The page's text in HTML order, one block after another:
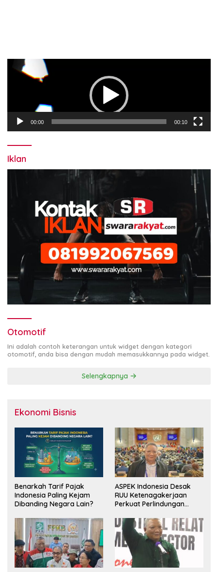
Pemutar
Video
00:00 00:10
Iklan
Otomotif
Ini adalah contoh keterangan untuk widget dengan kategori
otomotif, anda bisa dengan mudah memasukkannya pada widget.
Selengkapnya
Ekonomi Bisnis
Benarkah Tarif Pajak
Indonesia Paling Kejam
Dibanding Negara Lain?
ASPEK Indonesia Desak
RUU Ketenagakerjaan
Perkuat Perlindungan
Pesangon